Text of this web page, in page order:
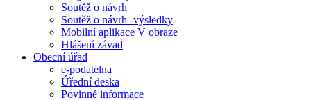
Soutěž o návrh
Soutěž o návrh -výsledky
Mobilní aplikace V obraze
Hlášení závad
Obecní úřad
e-podatelna
Úřední deska
Povinné informace